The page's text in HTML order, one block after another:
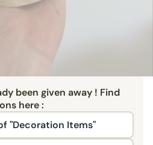
been given away ! Find
here :
"Decoration Items"